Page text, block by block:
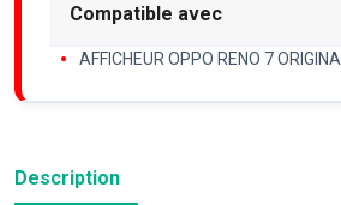
Compatible avec
AFFICHEUR OPPO RENO 7 ORIGINAL
Description